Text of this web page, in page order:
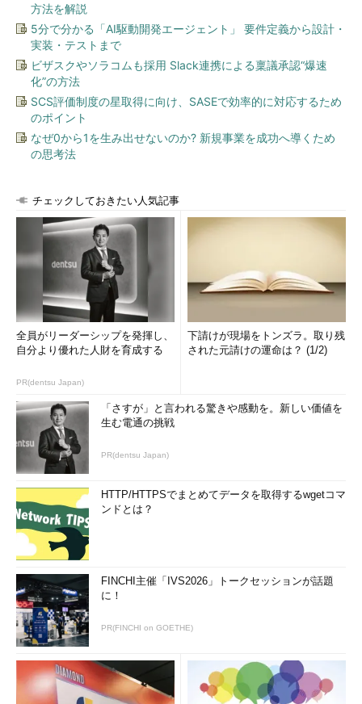
方法を解説
5分で分かる「AI駆動開発エージェント」 要件定義から設計・
実装・テストまで
ビザスクやソラコムも採用 Slack連携による稟議承認“爆速
化”の方法
SCS評価制度の星取得に向け、SASEで効率的に対応するため
のポイント
なぜ0から1を生み出せないのか? 新規事業を成功へ導くため
の思考法
チェックしておきたい人気記事
全員がリーダーシップを発揮し、
自分より優れた人財を育成する
PR(dentsu Japan)
下請けが現場をトンズラ。取り残
された元請けの運命は？ (1/2)
「さすが」と言われる驚きや感動を。新しい価値を
生む電通の挑戦
PR(dentsu Japan)
HTTP/HTTPSでまとめてデータを取得するwgetコマ
ンドとは？
FINCHI主催「IVS2026」トークセッションが話題
に！
PR(FINCHI on GOETHE)